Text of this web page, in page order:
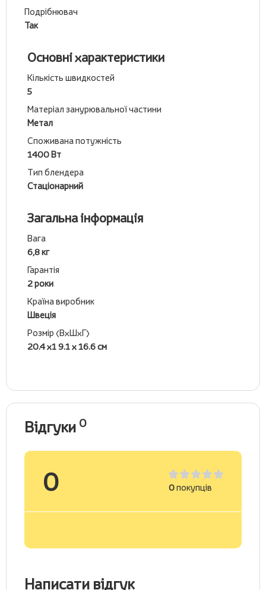
Подрібнювач
Так
Основні характеристики
Кількість швидкостей
5
Матеріал занурювальної частини
Метал
Споживана потужність
1400 Вт
Тип блендера
Стаціонарний
Загальна інформація
Вага
6,8 кг
Гарантія
2 роки
Країна виробник
Швеція
Розмір (ВхШхГ)
20.4 х1 9.1 х 16.6 см
Відгуки 0
0 0покупців
Написати відгук